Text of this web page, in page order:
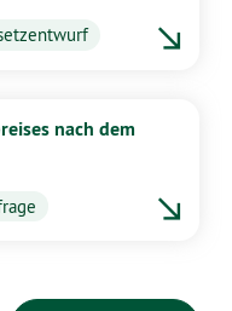
nach dem